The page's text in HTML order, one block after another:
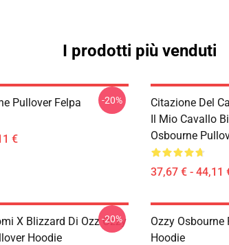
I prodotti più venduti
Pullover Felpa
€
-20%
Citazione Del
Il Mio Cavallo
Osbourne
37,67 € - 44,11
X Blizzard Di Ozz Ozzy
Hoodie
-20%
Ozzy Osbourne
Hoodie